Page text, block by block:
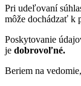
Pri udeľovaní
môže dochádzať k
Poskytovanie
je dobrovoľné.
Beriem na